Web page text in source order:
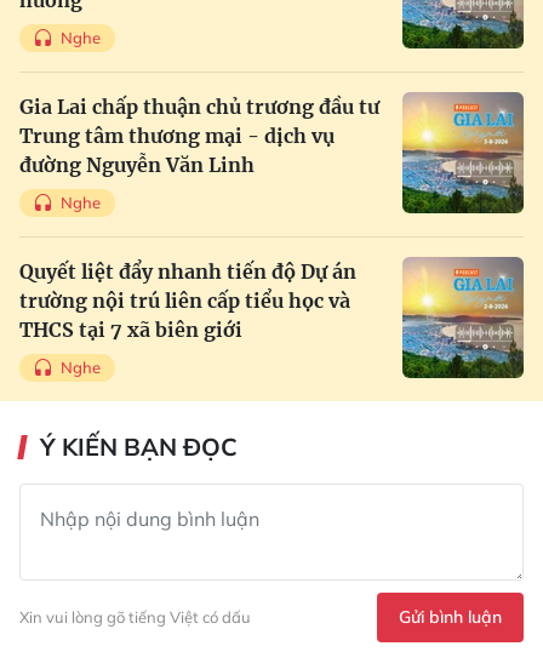
Nghe
Gia Lai chấp thuận chủ trương đầu tư
Trung tâm thương mại - dịch vụ
đường Nguyễn Văn Linh
Nghe
Quyết liệt đẩy nhanh tiến độ Dự án
trường nội trú liên cấp tiểu học và
THCS tại 7 xã biên giới
Nghe
Ý KIẾN BẠN ĐỌC
Xin vui lòng gõ tiếng Việt có dấu Gửi bình luận